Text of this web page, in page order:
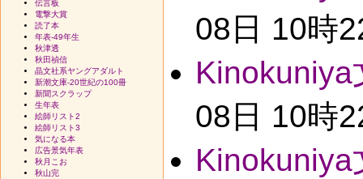
08日 10時
08日 10時
伝言板
電撃大賞
読了本
年表-49年生
秋津透
秋田禎信
晶文社系ヤングアダルト
新潮文庫-20世紀の100冊
新聞スクラップ
生年表
絵師リスト2
絵師リスト3
気になる本
広告景気年表
秋月こお
秋山完